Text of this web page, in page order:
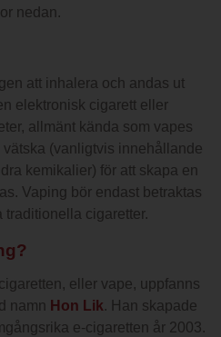
nedan.
att inhalera och andas ut
elektronisk cigarett eller
allmänt kända som vapes
(vanligtvis innehållande
kemikalier) för att skapa en
Vaping bör endast betraktas
traditionella cigaretter.
eller vape, uppfanns
namn Hon Lik. Han skapade
e-cigaretten år 2003.